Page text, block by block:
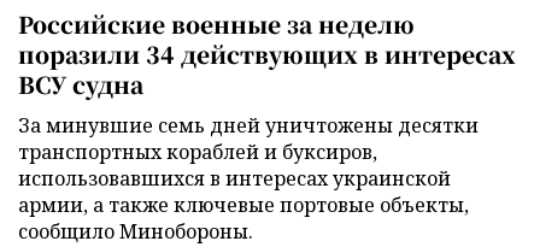
Российские военные за неделю
поразили 34 действующих в интересах
ВСУ судна
За минувшие семь дней уничтожены десятки
транспортных кораблей и буксиров,
использовавшихся в интересах украинской
армии, а также ключевые портовые объекты,
сообщило Минобороны.